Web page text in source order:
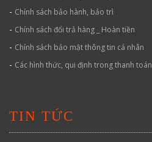
- Chính sách bảo hành, bảo trì
- Chính sách đổi trả hàng _ Hoàn tiền
- Chính sách bảo mật thông tin cá nhân
- Các hình thức, qui định trong thanh toán
TIN TỨC